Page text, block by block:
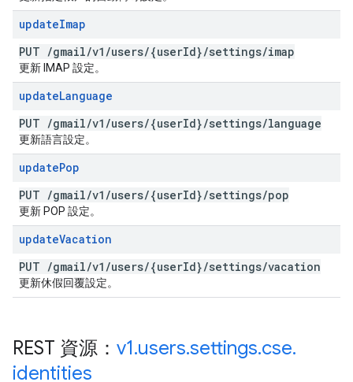
updateImap
PUT /gmail/v1 /users/{userId}/settings/imap
更新 IMAP 設定。
updateLanguage
PUT /gmail/v1 /users/{userId}/settings/language
更新語言設定。
updatePop
PUT /gmail/v1 /users/{userId}/settings/pop
更新 POP 設定。
updateVacation
PUT /gmail/v1 /users/{userId}/settings/vacation
更新休假回覆設定。
REST 資源： v1.users.settings.cse.
identities